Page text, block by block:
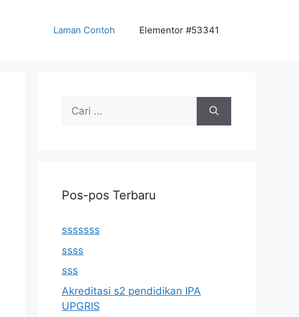
Laman Contoh Elementor #53341
Cari
Pos-pos Terbaru
sssssss
ssss
sss
Akreditasi s2 pendidikan IPA
UPGRIS